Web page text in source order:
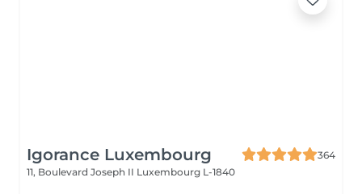
Igorance Luxembourg
364
11, Boulevard Joseph II Luxembourg L-1840